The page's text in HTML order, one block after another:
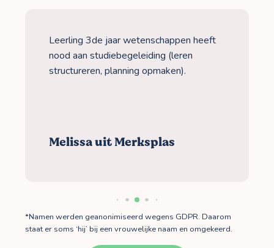
Leerling 3de jaar wetenschappen heeft
nood aan studiebegeleiding (leren
structureren, planning opmaken).
Melissa uit Merksplas
*Namen werden geanonimiseerd wegens GDPR. Daarom
staat er soms ‘hij’ bij een vrouwelijke naam en omgekeerd.